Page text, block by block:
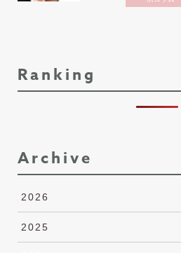
Ranking
Archive
2026
2025